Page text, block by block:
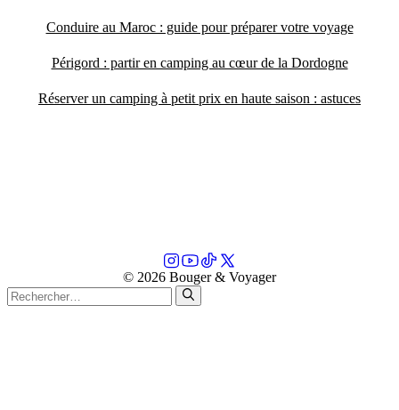
Conduire au Maroc : guide pour préparer votre voyage
Périgord : partir en camping au cœur de la Dordogne
Réserver un camping à petit prix en haute saison : astuces
© 2026 Bouger & Voyager
Rechercher :